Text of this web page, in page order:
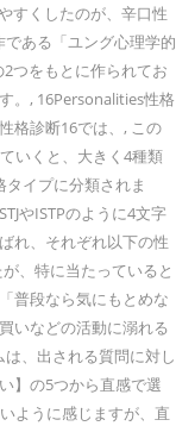
すくしたのが、辛口性
ある「ユング心理学的
つをもとに作られてお
。, 16Personalities性格
格診断16では、, この
いくと、大きく4種類
イプに分類されま
やISTPのように4文字
れ、それぞれ以下の性
、特に当たっていると
普段なら気にもとめな
いなどの活動に溺れる
、出される質問に対し
】の5つから直感で選
ように感じますが、直